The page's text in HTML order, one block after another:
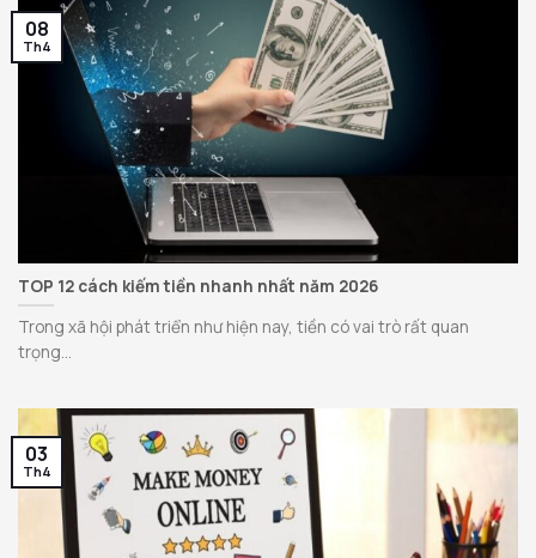
TOP 12 cách kiếm tiền nhanh nhất năm 2026
Trong xã hội phát triển như hiện nay, tiền có vai trò rất quan
trọng...
08
Th4
03
Th4